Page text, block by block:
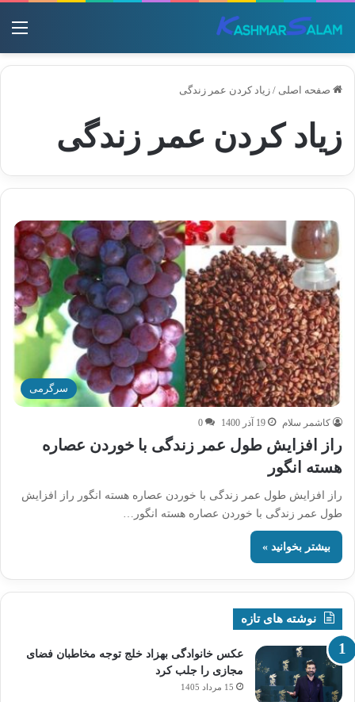
صفحه اصلی / زیاد کردن عمر زندگی
زیاد کردن عمر زندگی
سرگرمی
کاشمر سلام 19 آذر 1400 0
راز افزایش طول عمر زندگی با خوردن عصاره
هسته انگور
راز افزایش طول عمر زندگی با خوردن عصاره هسته انگور راز افزایش
طول عمر زندگی با خوردن عصاره هسته انگور…
بیشتر بخوانید »
نوشته های تازه
عکس خانوادگی بهزاد خلج توجه مخاطبان فضای
مجازی را جلب کرد
15 مرداد 1405